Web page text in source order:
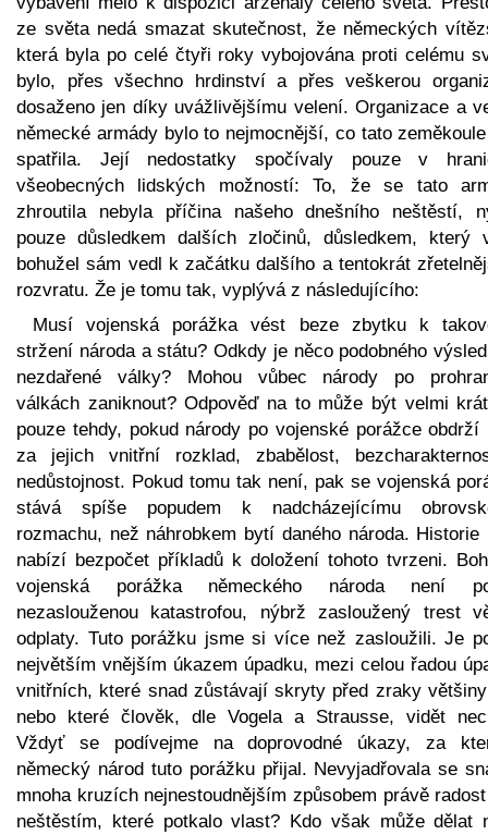
ze světa nedá smazat skutečnost, že německých
která byla po celé čtyři roky vybojována proti celému
bylo, přes všechno hrdinství a přes veškerou
dosaženo jen díky uvážlivějšímu velení. Organizace a
německé armády bylo to nejmocnější, co tato
spatřila. Její nedostatky spočívaly pouze v
všeobecných lidských možností: To, že se tato
zhroutila nebyla příčina našeho dnešního neštěstí,
pouze důsledkem dalších zločinů, důsledkem, který
bohužel sám vedl k začátku dalšího a tentokrát
rozvratu. Že je tomu tak, vyplývá z následujícího:
Musí vojenská porážka vést beze zbytku k
stržení národa a státu? Odkdy je něco podobného
nezdařené války? Mohou vůbec národy po
válkách zaniknout? Odpověď na to může být velmi
pouze tehdy, pokud národy po vojenské porážce obdrží
za jejich vnitřní rozklad, zbabělost,
nedůstojnost. Pokud tomu tak není, pak se vojenská
stává spíše popudem k nadcházejícímu
rozmachu, než náhrobkem bytí daného národa. Historie
nabízí bezpočet příkladů k doložení tohoto tvrzeni.
vojenská porážka německého národa není
nezaslouženou katastrofou, nýbrž zasloužený trest
odplaty. Tuto porážku jsme si více než zasloužili. Je
největším vnějším úkazem úpadku, mezi celou řadou
vnitřních, které snad zůstávají skryty před zraky
nebo které člověk, dle Vogela a Strausse, vidět
Vždyť se podívejme na doprovodné úkazy, za
německý národ tuto porážku přijal. Nevyjadřovala se
mnoha kruzích nejnestoudnějším způsobem právě
neštěstím, které potkalo vlast? Kdo však může dělat